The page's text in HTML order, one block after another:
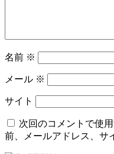
名前 ※
メール ※
サイト
次回のコメントで使
前、メールアドレス、サ